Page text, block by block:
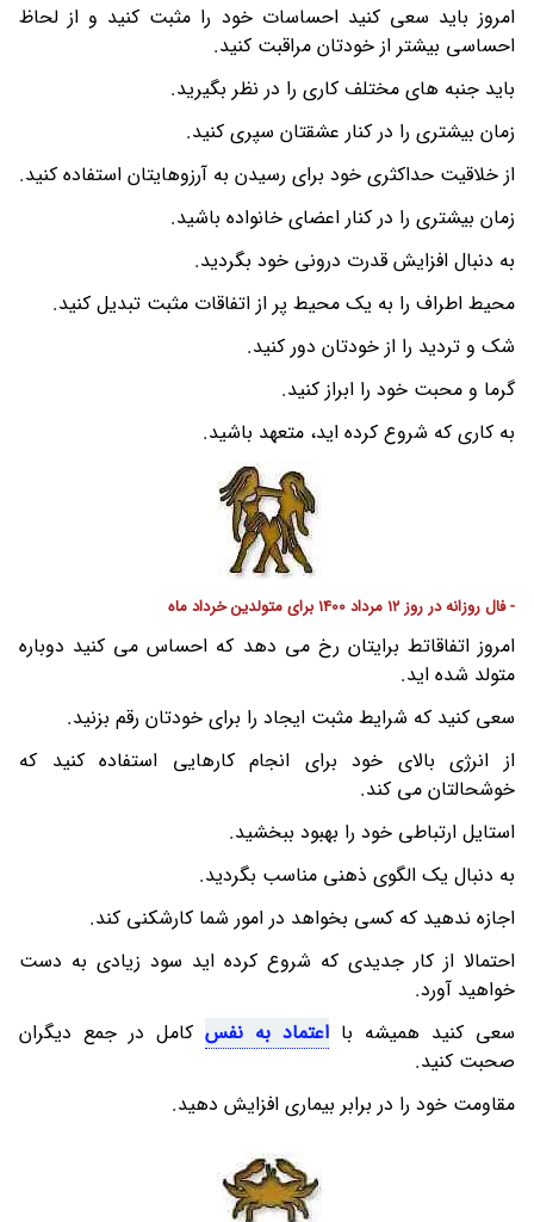
امروز باید سعی کنید احساسات خود را مثبت کنید و از لحاظ
احساسی بیشتر از خودتان مراقبت کنید.
باید جنبه های مختلف کاری را در نظر بگیرید.
زمان بیشتری را در کنار عشقتان سپری کنید.
از خلاقیت حداکثری خود برای رسیدن به آرزوهایتان استفاده کنید.
زمان بیشتری را در کنار اعضای خانواده باشید.
به دنبال افزایش قدرت درونی خود بگردید.
محیط اطراف را به یک محیط پر از اتفاقات مثبت تبدیل کنید.
شک و تردید را از خودتان دور کنید.
گرما و محبت خود را ابراز کنید.
به کاری که شروع کرده اید، متعهد باشید.
- فال روزانه در روز 12 مرداد 1400 برای متولدین خرداد ماه
امروز اتفاقاتط برایتان رخ می دهد که احساس می کنید دوباره
متولد شده اید.
سعی کنید که شرایط مثبت ایجاد را برای خودتان رقم بزنید.
از انرژی بالای خود برای انجام کارهایی استفاده کنید که
خوشحالتان می کند.
استایل ارتباطی خود را بهبود ببخشید.
به دنبال یک الگوی ذهنی مناسب بگردید.
اجازه ندهید که کسی بخواهد در امور شما کارشکنی کند.
احتمالا از کار جدیدی که شروع کرده اید سود زیادی به دست
خواهید آورد.
سعی کنید همیشه با اعتماد به نفس کامل در جمع دیگران
صحبت کنید.
مقاومت خود را در برابر بیماری افزایش دهید.